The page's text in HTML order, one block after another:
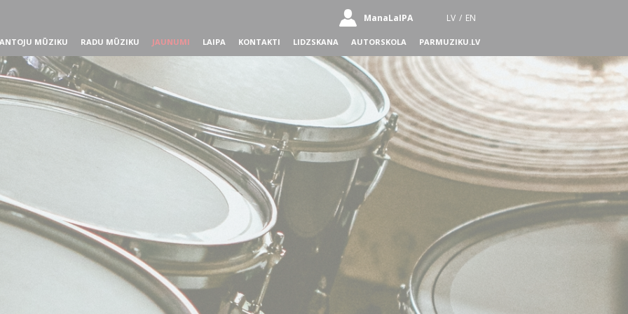
ManaLaIPA LV / EN
MŪZIKU RADU MŪZIKU JAUNUMI LAIPA KONTAKTI LIDZSKANA AUTORSKOLA PARMUZIKU.LV